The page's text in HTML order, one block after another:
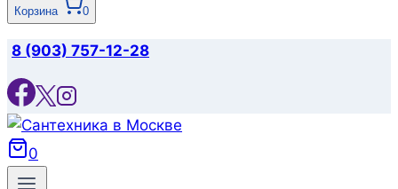
Корзина 0
8 (903) 757-12-28
0